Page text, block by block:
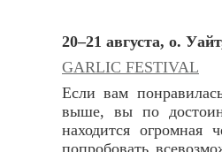
20–21 августа, о.
GARLIC FESTIVAL
Если вам
выше, вы по
находится
попробовать